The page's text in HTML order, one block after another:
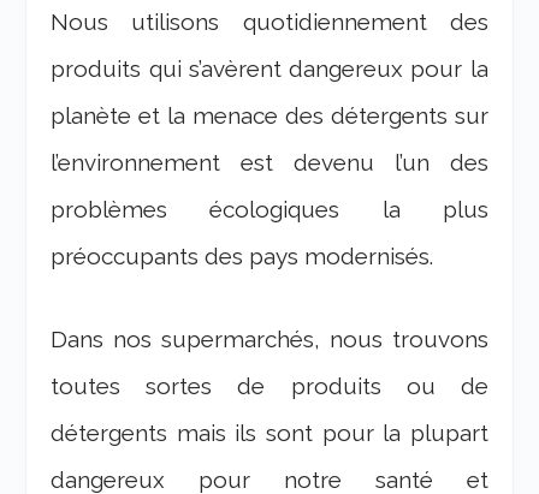
Nous utilisons quotidiennement des
produits qui s’avèrent dangereux pour la
planète et la menace des détergents sur
l’environnement est devenu l’un des
problèmes écologiques la plus
préoccupants des pays modernisés.
Dans nos supermarchés, nous trouvons
toutes sortes de produits ou de
détergents mais ils sont pour la plupart
dangereux pour notre santé et